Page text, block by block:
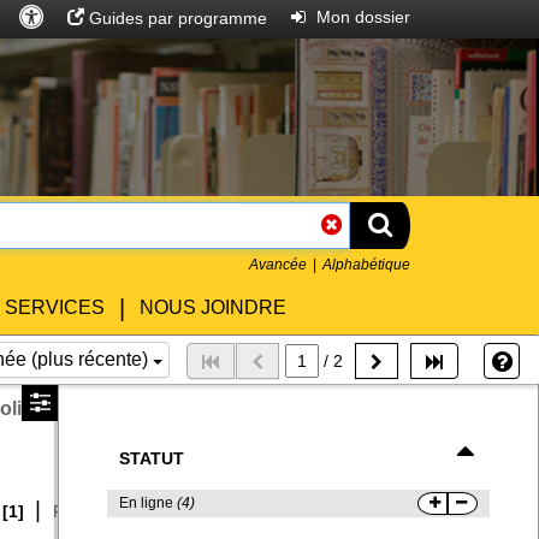
Rechercher
Accès
universel
Guides par programme Entrer
Mon dossier
Rechercher
Alphabétique
Avancée
SERVICES NOUS JOINDRE
STATUT
En ligne (4)
(plus récente) / 2
Ernesty, Agathe Moreaux ; préface de Laura
[1] | Femmes -- Sexualité -- France -- Enquêtes |Hygiène